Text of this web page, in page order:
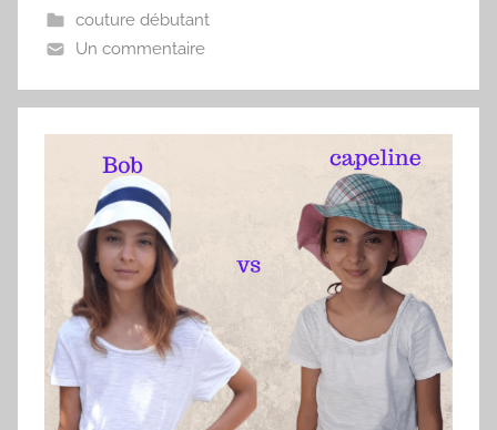
couture débutant
Un commentaire